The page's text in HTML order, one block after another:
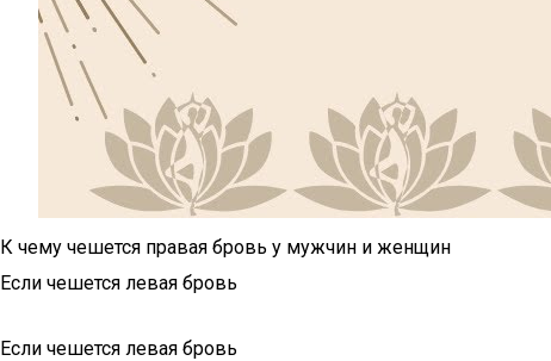
К чему чешется правая бровь у мужчин и женщин
Если чешется левая бровь
Если чешется левая бровь